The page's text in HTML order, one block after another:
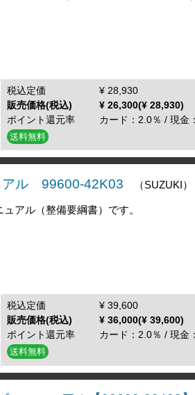
税込定価
¥ 28,930
販売価格(税込)
¥ 26,300(¥ 28,930)
ポイント還元率
カード：2.0％ / 現金
送料無料
アル 99600-42K03 （SUZUKI）
アル（整備要綱書）です。
税込定価
¥ 39,600
販売価格(税込)
¥ 36,000(¥ 39,600)
ポイント還元率
カード：2.0％ / 現金
送料無料